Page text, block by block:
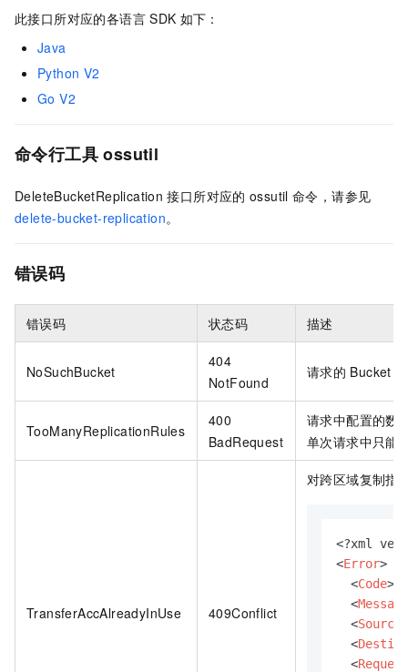
此接口所对应的各语言 SDK 如下：
Java
Python V2
Go V2
命令行工具 ossutil
DeleteBucketReplication 接口所对应的 ossutil 命令，请参见
delete-bucket-replication。
错误码
错误码 状态码 描述
NoSuchBucket
404
NotFound
请求的 Bucket
TooManyReplicationRules
400
BadRequest
请求中配置的数
单次请求中只能
TransferAccAlreadyInUse 409Conflict
对跨区域复制指
<?xml
<Error>
<Code>
<Message
<
<
<